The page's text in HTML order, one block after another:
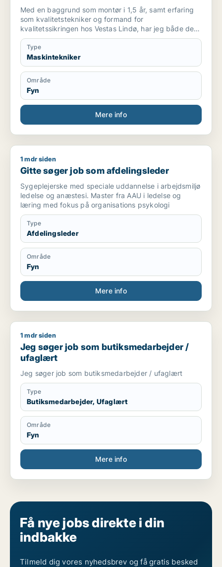
Med en baggrund som montør i 1,5 år, samt erfaring
som kvalitetstekniker og formand for
kvalitetssikringen hos Vestas Lindø, har jeg både den
praktiske forståelse og det overordnede blik for
kvalitet og ledelse. Jeg har altid arbejdet meget
selvstændigt og trives med det ansvar, der følger
med. Som kollega og leder møder jeg altid op med et
åbent og imødekommende sind, og jeg glæder mig til
at bringe mine kompetencer i spil i en ny stilling.
Type
Maskintekniker
Område
Fyn
Mere info
Gitte søger job som afdelingsleder
1 mdr siden
Gitte søger job som afdelingsleder
Sygeplejerske med speciale uddannelse i arbejdsmiljø
ledelse og anæstesi. Master fra AAU i ledelse og
læring med fokus på organisations psykologi
Type
Afdelingsleder
Område
Fyn
Mere info
Jeg søger job som butiksmedarbejder / ufaglært
1 mdr siden
Jeg søger job som butiksmedarbejder /
ufaglært
Jeg søger job som butiksmedarbejder / ufaglært
Type
Butiksmedarbejder, Ufaglært
Område
Fyn
Mere info
Få nye jobs direkte i din
indbakke
Tilmeld dig vores nyhedsbrev og få gratis besked